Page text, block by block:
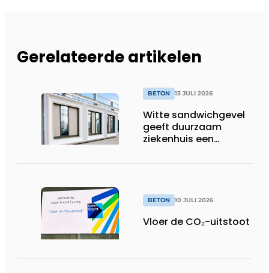
Gerelateerde artikelen
BETON 13 JULI 2026
Witte sandwichgevel
geeft duurzaam
ziekenhuis een
BETON 10 JULI 2026
Vloer de CO₂-uitstoot